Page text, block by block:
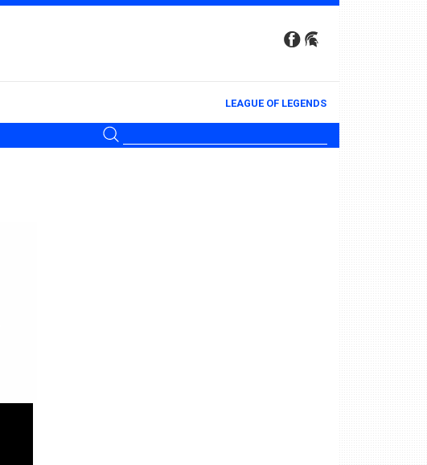
LEAGUE OF LEGENDS